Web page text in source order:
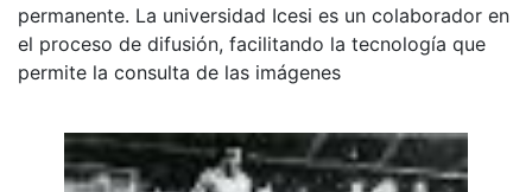
permanente. La universidad Icesi es un colaborador en
el proceso de difusión, facilitando la tecnología que
permite la consulta de las imágenes